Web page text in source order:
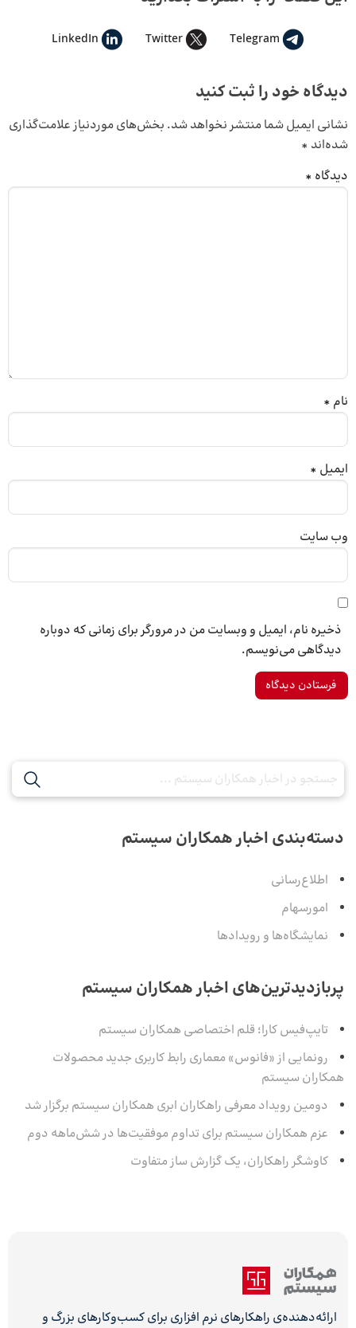
Telegram
Twitter
LinkedIn
دیدگاه خود را ثبت کنید
نشانی ایمیل شما منتشر نخواهد شد. بخش‌های موردنیاز علامت‌گذاری
شده‌اند *
دیدگاه *
نام *
ایمیل *
وب‌ سایت
ذخیره نام، ایمیل و وبسایت من در مرورگر برای زمانی که دوباره
دیدگاهی می‌نویسم.
دسته‌بندی اخبار همکاران سیستم
اطلاع‌رسانی
امورسهام
نمایشگاه‌ها و رویدادها
پربازدیدترین‌های اخبار همکاران سیستم
تایپ‌فیس کارا؛ قلم اختصاصی همکاران سیستم
رونمایی از «فانوس» معماری رابط کاربری جدید محصولات
همکاران سیستم
دومین رویداد معرفی راهکاران ابری همکاران سیستم برگزار شد
عزم همکاران سیستم برای تداوم موفقیت‌ها در شش‌ماهه‌ دوم
کاوشگر راهکاران، یک گزارش ساز متفاوت
ارائه‌دهنده‌ی راهکارهای نرم افزاری برای کسب‌وکارهای بزرگ و